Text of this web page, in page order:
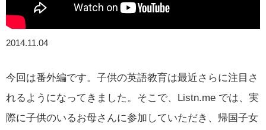
2014.11.04
今回は番外編です。子供の英語教育は最近さらに注目さ
れるようになってきました。そこで、Listn.me では、実
際に子供のいるお母さんに参加していただき、帰国子女